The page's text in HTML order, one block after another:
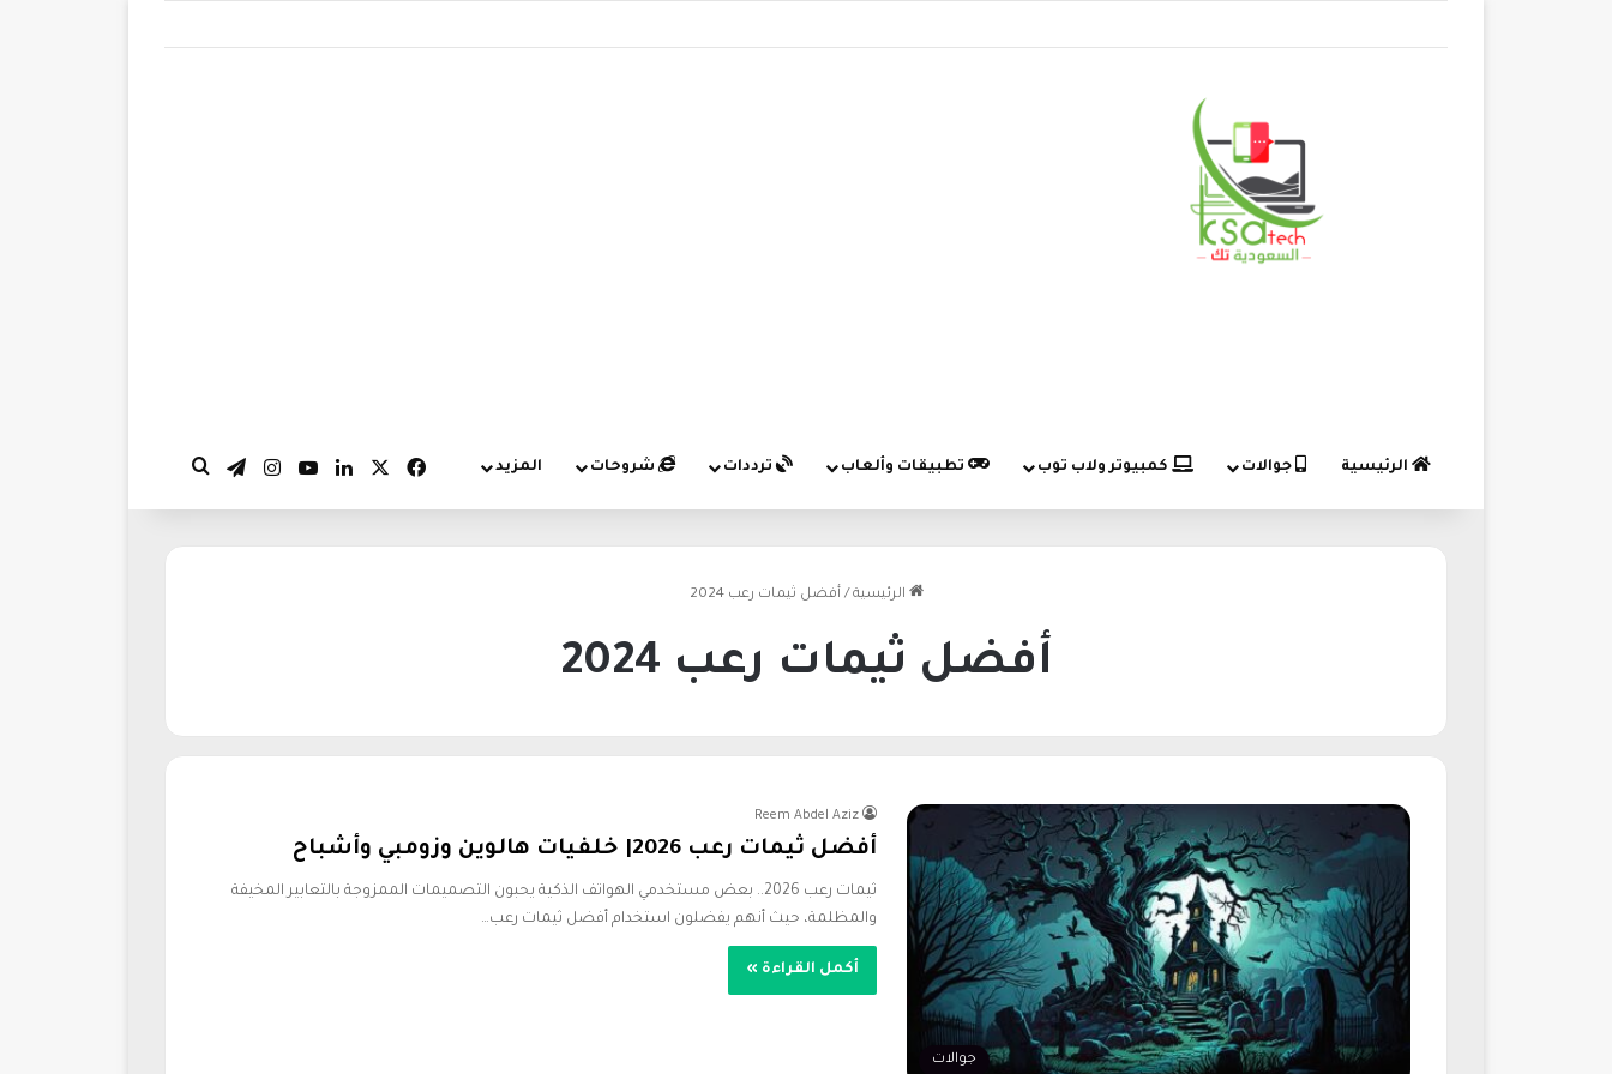
الرئيسية جوالات كمبيوتر ولاب توب تطبيقات وألعاب ترددات شروحات المزيد فيسبوك لينكدإن‫YouTubeانستقرام
تيلقرام
الرئيسية / أفضل ثيمات رعب ​2024
أفضل ثيمات رعب ​2024
جوالات
Reem Abdel Aziz
أفضل ثيمات رعب ​2026| خلفيات هالوين وزومبي وأشباح
ثيمات رعب ​2026.. بعض مستخدمي الهواتف الذكية يحبون التصميمات الممزوجة بالتعابير المخيفة
والمظلمة، حيث أنهم يفضلون استخدام أفضل ثيمات رعب…
أكمل القراءة »